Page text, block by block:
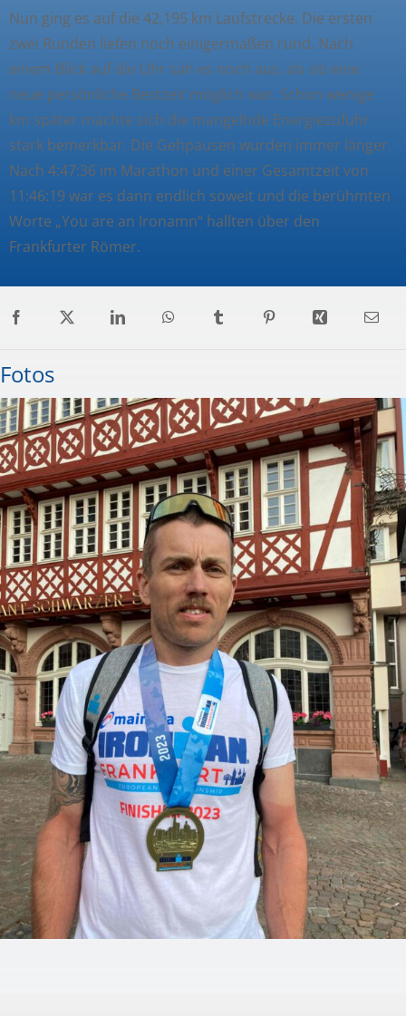
Nun ging es auf die 42,195 km Laufstrecke. Die ersten
zwei Runden liefen noch einigermaßen rund. Nach
einem Blick auf die Uhr sah es noch aus, als ob eine
neue persönliche Bestzeit möglich war. Schon wenige
km später machte sich die mangelnde Energiezufuhr
stark bemerkbar. Die Gehpausen wurden immer länger.
Nach 4:47:36 im Marathon und einer Gesamtzeit von
11:46:19 war es dann endlich soweit und die berühmten
Worte „You are an Ironamn“ hallten über den
Frankfurter Römer.
Fotos